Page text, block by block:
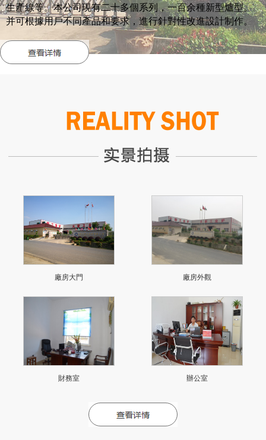
生產線等。本公司現有二十多個系列，一百余種新型爐型。
并可根據用戶不同產品和要求，進行針對性改進設計制作。
廠房大門 廠房外觀
財務室 辦公室